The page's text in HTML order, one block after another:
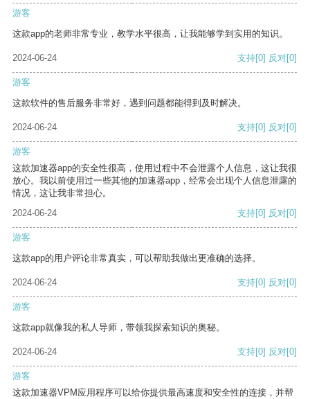
游客
这款app的老师非常专业，教学水平很高，让我能够学到实用的知识。
2024-06-24 支持[0] 反对[0]
游客
这款软件的售后服务非常好，遇到问题都能得到及时解决。
2024-06-24 支持[0] 反对[0]
游客
这款加速器app的安全性很高，使用过程中不会泄露个人信息，这让我很
放心。我以前使用过一些其他的加速器app，经常会出现个人信息泄露的
情况，这让我非常担心。
2024-06-24
支持[0] 反对[0]
游客
这款app的用户评论非常真实，可以帮助我做出更准确的选择。
2024-06-24 支持[0] 反对[0]
游客
这款app就像我的私人导师，带领我探索知识的奥秘。
2024-06-24 支持[0] 反对[0]
游客
这款加速器VPM应用程序可以给你提供最高速度和安全性的连接，并帮